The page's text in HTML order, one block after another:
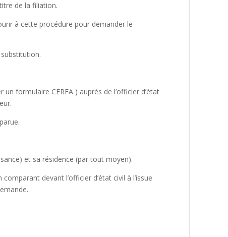
de la filiation.
à cette procédure pour demander le
formulaire CERFA ) auprès de l’officier d’état
et sa résidence (par tout moyen).
devant l’officier d’état civil à l’issue